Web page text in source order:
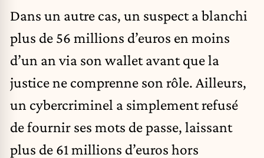
Dans un autre cas, un suspect a blanchi
plus de 56 millions d’euros en moins
d’un an via son wallet avant que la
justice ne comprenne son rôle. Ailleurs,
un cybercriminel a simplement refusé
de fournir ses mots de passe, laissant
plus de 61 millions d’euros hors